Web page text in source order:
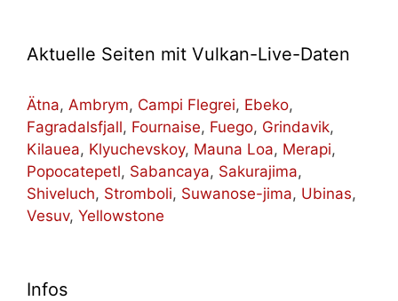
Aktuelle Seiten mit Vulkan-Live-Daten
Ätna, Ambrym, Campi Flegrei, Ebeko,
Fagradalsfjall, Fournaise, Fuego, Grindavik,
Kilauea, Klyuchevskoy, Mauna Loa, Merapi,
Popocatepetl, Sabancaya, Sakurajima,
Shiveluch, Stromboli, Suwanose-jima, Ubinas,
Vesuv, Yellowstone
Infos